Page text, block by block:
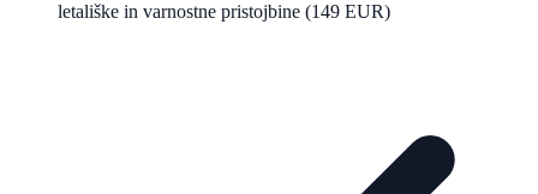
letališke in varnostne pristojbine (149 EUR)